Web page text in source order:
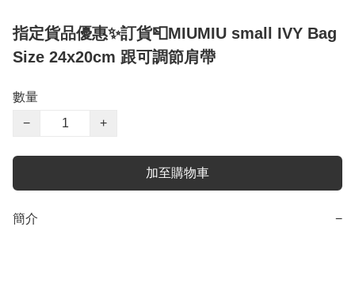
指定貨品優惠✨訂貨📮MIUMIU small IVY Bag
Size 24x20cm 跟可調節肩帶
數量
−
+
加至購物車
簡介 −